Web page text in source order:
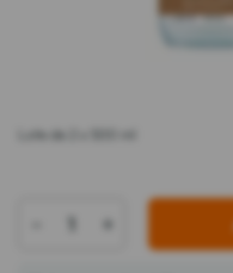
Lote de 2 x 500 ml
+